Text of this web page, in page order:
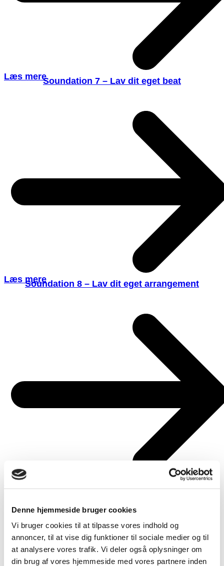
Denne hjemmeside bruger cookies
Vi bruger cookies til at tilpasse vores indhold og
annoncer, til at vise dig funktioner til sociale medier og til
at analysere vores trafik. Vi deler også oplysninger om
din brug af vores hjemmeside med vores partnere inden
Læs mereSoundation 7 – Lav dit eget beat
Læs mereSoundation 8 – Lav dit eget arrangement
Læs mere
Soundation 5 – Lav lydcollage til en filmtrailer